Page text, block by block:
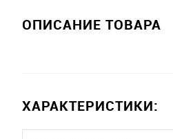
ОПИСАНИЕ ТОВАРА
ХАРАКТЕРИСТИКИ: